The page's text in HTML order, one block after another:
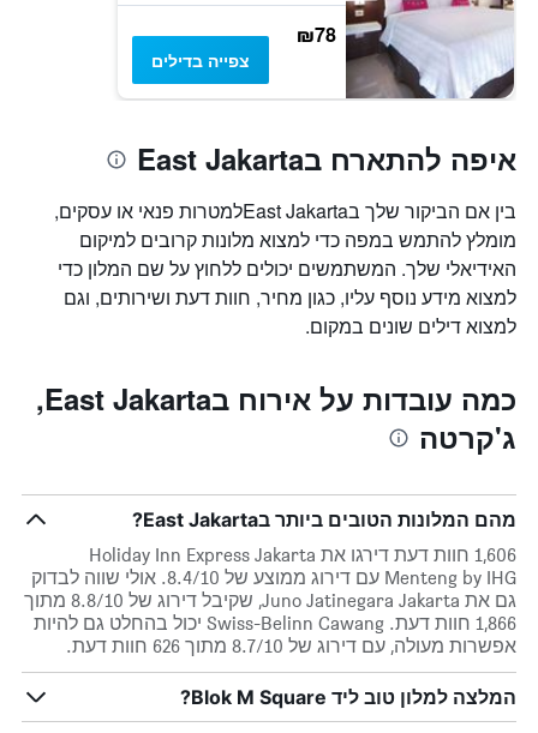
₪78
צפייה בדילים
איפה להתארח בEast Jakarta
בין אם הביקור שלך בEast Jakartaלמטרות פנאי או עסקים,
מומלץ להתמש במפה כדי למצוא מלונות קרובים למיקום
האידיאלי שלך. המשתמשים יכולים ללחוץ על שם המלון כדי
למצוא מידע נוסף עליו, כגון מחיר, חוות דעת ושירותים, וגם
למצוא דילים שונים במקום.
כמה עובדות על אירוח בEast Jakarta,
ג'קרטה
מהם המלונות הטובים ביותר בEast Jakarta?
1,606 חוות דעת דירגו את Holiday Inn Express Jakarta
Menteng by IHG עם דירוג ממוצע של 8.4/10. אולי שווה לבדוק
גם את Juno Jatinegara Jakarta, שקיבל דירוג של 8.8/10 מתוך
1,866 חוות דעת. Swiss-Belinn Cawang יכול בהחלט גם להיות
אפשרות מעולה, עם דירוג של 8.7/10 מתוך 626 חוות דעת.
המלצה למלון טוב ליד Blok M Square?